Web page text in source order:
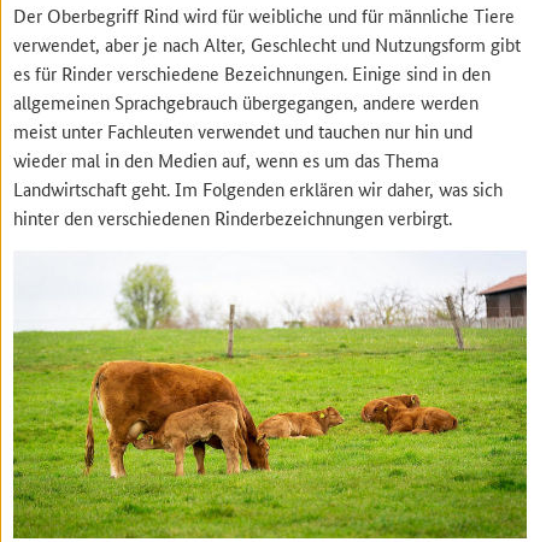
Der Oberbegriff Rind wird für weibliche und für männliche Tiere
verwendet, aber je nach Alter, Geschlecht und Nutzungsform gibt
es für Rinder verschiedene Bezeichnungen. Einige sind in den
allgemeinen Sprachgebrauch übergegangen, andere werden
meist unter Fachleuten verwendet und tauchen nur hin und
wieder mal in den Medien auf, wenn es um das Thema
Landwirtschaft geht. Im Folgenden erklären wir daher, was sich
hinter den verschiedenen Rinderbezeichnungen verbirgt.